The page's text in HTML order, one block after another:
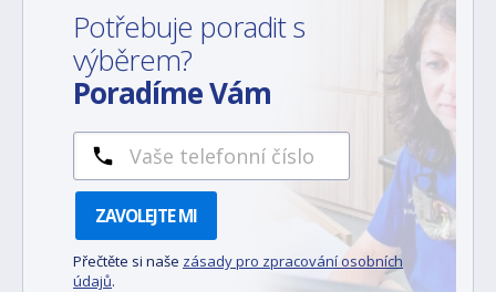
Potřebuje poradit s
výběrem?
Poradíme Vám
ZAVOLEJTE MI
Přečtěte si naše zásady pro zpracování osobních
údajů.